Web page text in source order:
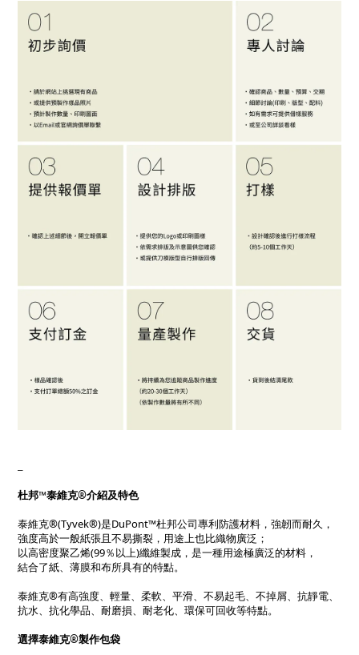
杜邦™泰維克®介紹及特色
泰維克®(Tyvek®)是DuPont™杜邦公司專利防護材料，強韌而耐久，
強度高於一般紙張且不易撕裂，用途上也比織物廣泛；
以高密度聚乙烯(99％以上)纖維製成，是一種用途極廣泛的材料，
結合了紙、薄膜和布所具有的特點。
泰維克®有高強度、輕量、柔軟、平滑、不易起毛、不掉屑、抗靜電、
抗水、抗化學品、耐磨損、耐老化、環保可回收等特點。
選擇泰維克®製作包袋